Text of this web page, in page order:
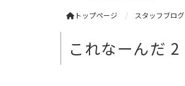
トップページ スタッフブログ
これなーんだ 2